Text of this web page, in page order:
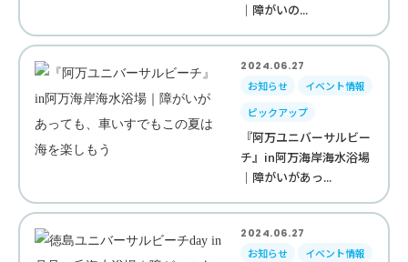
｜障がいの...
2024.06.27
お知らせ
イベント情報
ピックアップ
『阿万ユニバーサルビー
チ』in阿万海岸海水浴場
｜障がいがあっ...
2024.06.27
お知らせ
イベント情報